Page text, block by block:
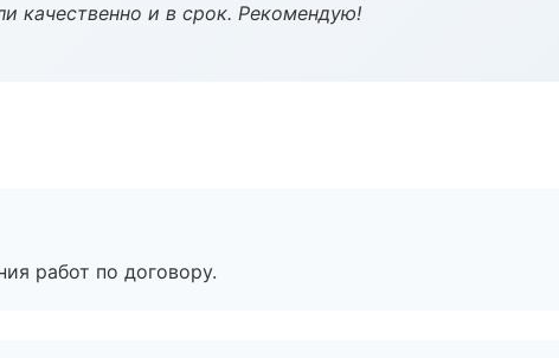
качественно и в срок. Рекомендую!
работ по договору.